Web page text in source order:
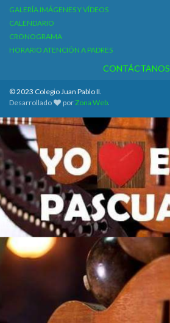
GALERÍA IMÁGENES Y VÍDEOS
CALENDARIO
CRONOGRAMA
HORARIO ATENCIÓN A PADRES
CONTÁCTANOS
© 2023 Colegio Juan Pablo II.
Desarrollado
por Zona Web